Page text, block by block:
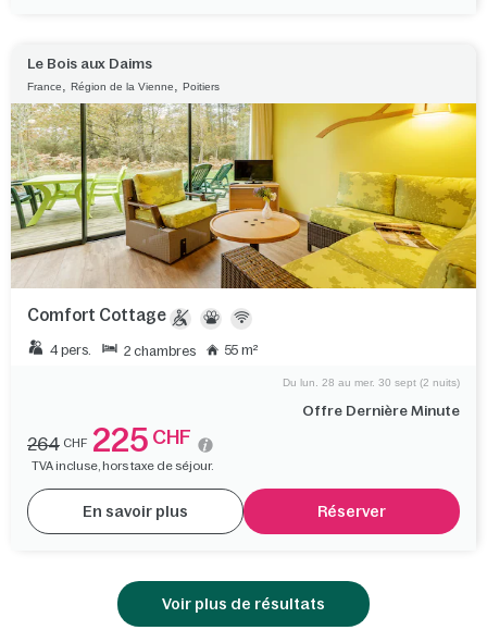
Le Bois aux Daims
France, Région de la Vienne, Poitiers
Comfort Cottage
4 pers. 2 chambres 55 m²
Offre Dernière Minute
Du lun. 28 au mer. 30 sept (2 nuits)
264 CHF 225 CHF
TVA incluse, hors taxe de séjour.
En savoir plus Réserver
Voir plus de résultats